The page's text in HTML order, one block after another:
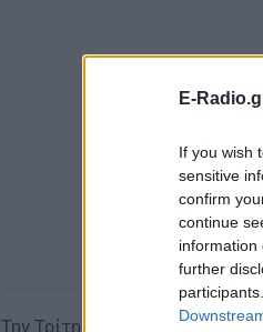
E-
If you wish
sensitive
confirm
continue
information
further
Την Τρίτη, ο αδελφός της